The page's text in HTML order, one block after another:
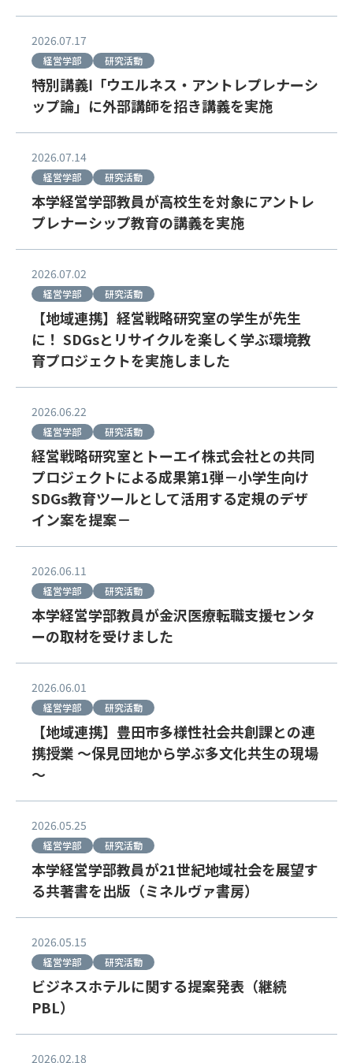
2026.07.17
経営学部 研究活動
特別講義Ⅰ「ウエルネス・アントレプレナーシ
ップ論」に外部講師を招き講義を実施
2026.07.14
経営学部 研究活動
本学経営学部教員が高校生を対象にアントレ
プレナーシップ教育の講義を実施
2026.07.02
経営学部 研究活動
【地域連携】経営戦略研究室の学生が先生
に！ SDGsとリサイクルを楽しく学ぶ環境教
育プロジェクトを実施しました
2026.06.22
経営学部 研究活動
経営戦略研究室とトーエイ株式会社との共同
プロジェクトによる成果第1弾－小学生向け
SDGs教育ツールとして活用する定規のデザ
イン案を提案－
2026.06.11
経営学部 研究活動
本学経営学部教員が金沢医療転職支援センタ
ーの取材を受けました
2026.06.01
経営学部 研究活動
【地域連携】豊田市多様性社会共創課との連
携授業 ～保見団地から学ぶ多文化共生の現場
～
2026.05.25
経営学部 研究活動
本学経営学部教員が21世紀地域社会を展望す
る共著書を出版（ミネルヴァ書房）
2026.05.15
経営学部 研究活動
ビジネスホテルに関する提案発表（継続
PBL）
2026.02.18